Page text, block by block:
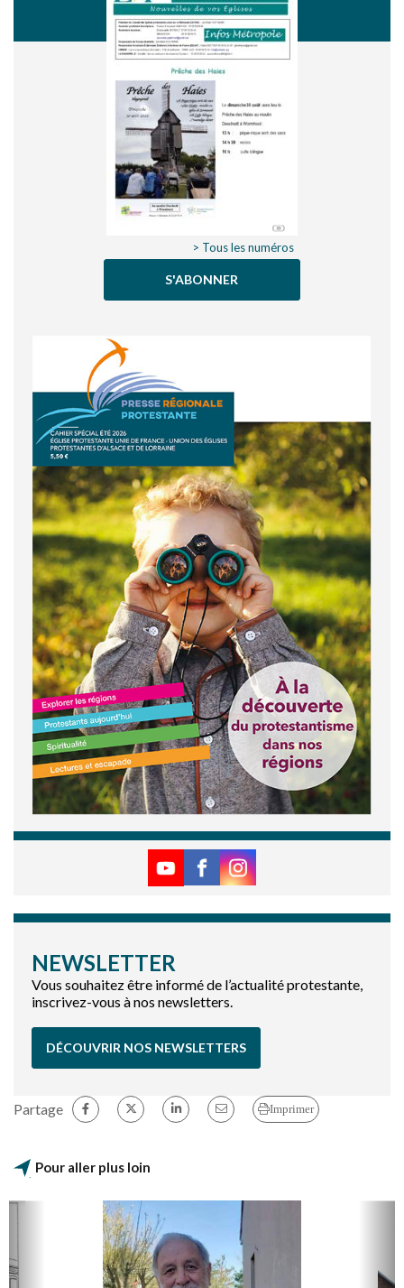
> Tous les numéros
S'ABONNER
NEWSLETTER
Vous souhaitez être informé de l’actualité protestante,
inscrivez-vous à nos newsletters.
DÉCOUVRIR NOS NEWSLETTERS
Partage Imprimer
Pour aller plus loin